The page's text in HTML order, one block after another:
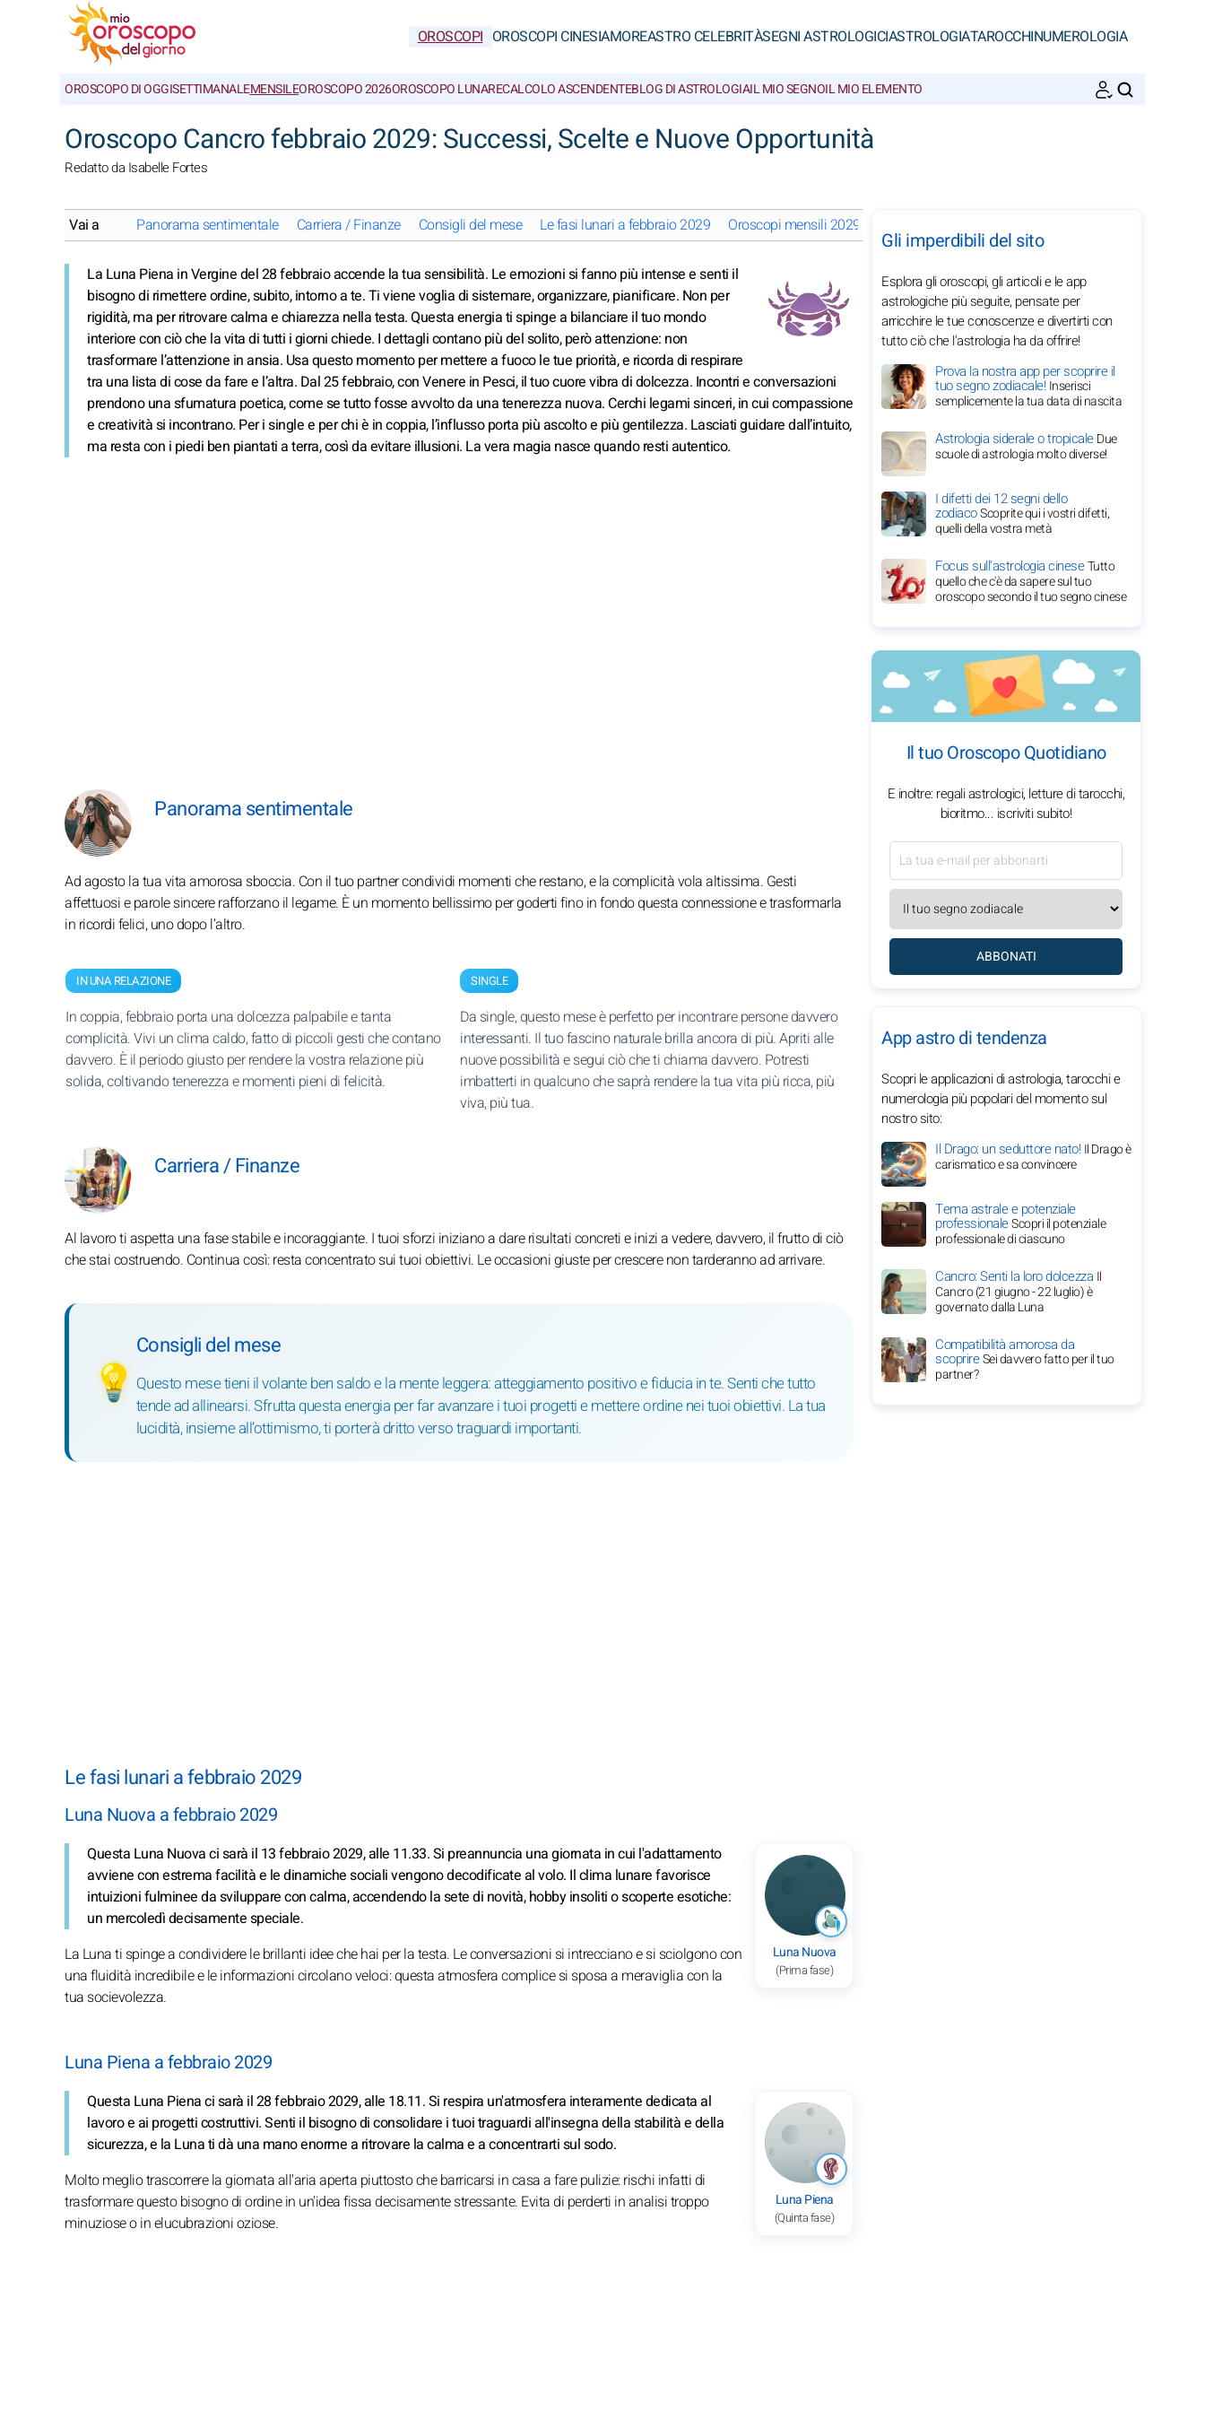
OROSCOPI OROSCOPI CINESIAMOREASTRO CELEBRITÀSEGNI ASTROLOGICIASTROLOGIATAROCCHINUMEROLOGIA
OROSCOPO DI OGGISETTIMANALEMENSILEOROSCOPO 2026OROSCOPO LUNARECALCOLO ASCENDENTEBLOG DI ASTROLOGIAIL MIO SEGNOIL MIO ELEMENTO
Oroscopo Cancro febbraio 2029: Successi, Scelte e Nuove Opportunità
Redatto da Isabelle Fortes
Vai a Panorama sentimentale Carriera / Finanze Consigli del mese Le fasi lunari a febbraio 2029 Oroscopi mensili 2029 del Cancro: scegli un mese
La Luna Piena in Vergine del 28 febbraio accende la tua sensibilità. Le emozioni si fanno più intense e senti il
bisogno di rimettere ordine, subito, intorno a te. Ti viene voglia di sistemare, organizzare, pianificare. Non per
rigidità, ma per ritrovare calma e chiarezza nella testa. Questa energia ti spinge a bilanciare il tuo mondo
interiore con ciò che la vita di tutti i giorni chiede. I dettagli contano più del solito, però attenzione: non
trasformare l’attenzione in ansia. Usa questo momento per mettere a fuoco le tue priorità, e ricorda di respirare
tra una lista di cose da fare e l’altra. Dal 25 febbraio, con Venere in Pesci, il tuo cuore vibra di dolcezza. Incontri e conversazioni
prendono una sfumatura poetica, come se tutto fosse avvolto da una tenerezza nuova. Cerchi legami sinceri, in cui compassione
e creatività si incontrano. Per i single e per chi è in coppia, l’influsso porta più ascolto e più gentilezza. Lasciati guidare dall’intuito,
ma resta con i piedi ben piantati a terra, così da evitare illusioni. La vera magia nasce quando resti autentico.
Panorama sentimentale
Ad agosto la tua vita amorosa sboccia. Con il tuo partner condividi momenti che restano, e la complicità vola altissima. Gesti
affettuosi e parole sincere rafforzano il legame. È un momento bellissimo per goderti fino in fondo questa connessione e trasformarla
in ricordi felici, uno dopo l’altro.
IN UNA RELAZIONE
In coppia, febbraio porta una dolcezza palpabile e tanta
complicità. Vivi un clima caldo, fatto di piccoli gesti che contano
davvero. È il periodo giusto per rendere la vostra relazione più
solida, coltivando tenerezza e momenti pieni di felicità.
SINGLE
Da single, questo mese è perfetto per incontrare persone davvero
interessanti. Il tuo fascino naturale brilla ancora di più. Apriti alle
nuove possibilità e segui ciò che ti chiama davvero. Potresti
imbatterti in qualcuno che saprà rendere la tua vita più ricca, più
viva, più tua.
Carriera / Finanze
Al lavoro ti aspetta una fase stabile e incoraggiante. I tuoi sforzi iniziano a dare risultati concreti e inizi a vedere, davvero, il frutto di ciò
che stai costruendo. Continua così: resta concentrato sui tuoi obiettivi. Le occasioni giuste per crescere non tarderanno ad arrivare.
💡
Consigli del mese
Questo mese tieni il volante ben saldo e la mente leggera: atteggiamento positivo e fiducia in te. Senti che tutto
tende ad allinearsi. Sfrutta questa energia per far avanzare i tuoi progetti e mettere ordine nei tuoi obiettivi. La tua
lucidità, insieme all’ottimismo, ti porterà dritto verso traguardi importanti.
Le fasi lunari a febbraio 2029
Luna Nuova a febbraio 2029
Luna Nuova
(Prima fase)
Questa Luna Nuova ci sarà il 13 febbraio 2029, alle 11.33. Si preannuncia una giornata in cui l'adattamento
avviene con estrema facilità e le dinamiche sociali vengono decodificate al volo. Il clima lunare favorisce
intuizioni fulminee da sviluppare con calma, accendendo la sete di novità, hobby insoliti o scoperte esotiche:
un mercoledì decisamente speciale.
La Luna ti spinge a condividere le brillanti idee che hai per la testa. Le conversazioni si intrecciano e si sciolgono con
una fluidità incredibile e le informazioni circolano veloci: questa atmosfera complice si sposa a meraviglia con la
tua socievolezza.
Luna Piena a febbraio 2029
Luna Piena
(Quinta fase)
Questa Luna Piena ci sarà il 28 febbraio 2029, alle 18.11. Si respira un'atmosfera interamente dedicata al
lavoro e ai progetti costruttivi. Senti il bisogno di consolidare i tuoi traguardi all'insegna della stabilità e della
sicurezza, e la Luna ti dà una mano enorme a ritrovare la calma e a concentrarti sul sodo.
Molto meglio trascorrere la giornata all'aria aperta piuttosto che barricarsi in casa a fare pulizie: rischi infatti di
trasformare questo bisogno di ordine in un'idea fissa decisamente stressante. Evita di perderti in analisi troppo
minuziose o in elucubrazioni oziose.
Gli imperdibili del sito
Esplora gli oroscopi, gli articoli e le app
astrologiche più seguite, pensate per
arricchire le tue conoscenze e divertirti con
tutto ciò che l'astrologia ha da offrire!
Prova la nostra app per scoprire il
tuo segno zodiacale!Inserisci
semplicemente la tua data di nascita
Astrologia siderale o tropicaleDue
scuole di astrologia molto diverse!
I difetti dei 12 segni dello
zodiacoScoprite qui i vostri difetti,
quelli della vostra metà
Focus sull'astrologia cineseTutto
quello che c'è da sapere sul tuo
oroscopo secondo il tuo segno cinese
Il tuo Oroscopo Quotidiano
E inoltre: regali astrologici, letture di tarocchi,
bioritmo... iscriviti subito!
ABBONATI
App astro di tendenza
Scopri le applicazioni di astrologia, tarocchi e
numerologia più popolari del momento sul
nostro sito:
Il Drago: un seduttore nato!Il Drago è
carismatico e sa convincere
Tema astrale e potenziale
professionaleScopri il potenziale
professionale di ciascuno
Cancro: Senti la loro dolcezza Il
Cancro (21 giugno - 22 luglio) è
governato dalla Luna
Compatibilità amorosa da
scoprireSei davvero fatto per il tuo
partner?